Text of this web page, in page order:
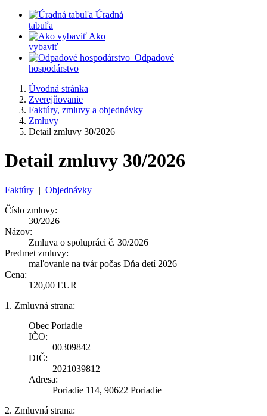
Úradná
tabuľa
Ako
vybaviť
Odpadové
hospodárstvo
Úvodná stránka
Zverejňovanie
Faktúry, zmluvy a objednávky
Zmluvy
Detail zmluvy 30/2026
Detail zmluvy 30/2026
Faktúry | Objednávky
Číslo zmluvy:
30/2026
Názov:
Zmluva o spolupráci č. 30/2026
Predmet zmluvy:
maľovanie na tvár počas Dňa detí 2026
Cena:
120,00 EUR
1. Zmluvná strana:
Obec Poriadie
IČO:
00309842
DIČ:
2021039812
Adresa:
Poriadie 114, 90622 Poriadie
2. Zmluvná strana: